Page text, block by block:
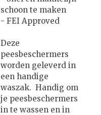
schoon te maken
- FEI Approved
Deze
peesbeschermers
worden geleverd in
een handige
waszak. Handig om
je peesbeschermers
in te wassen en in